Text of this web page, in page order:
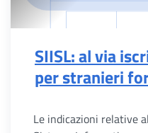
SIISL: al via
per stranieri
Le indicazioni relative